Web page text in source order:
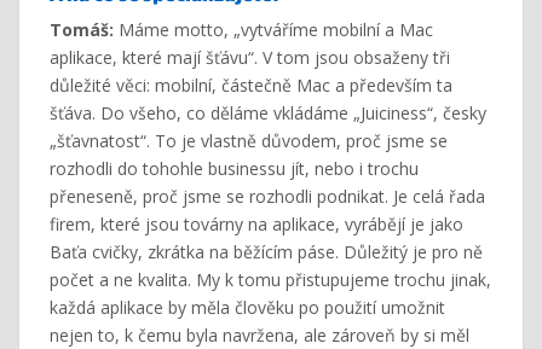
Tomáš: Máme motto, „vytváříme mobilní a Mac
aplikace, které mají šťávu“. V tom jsou obsaženy tři
důležité věci: mobilní, částečně Mac a především ta
šťáva. Do všeho, co děláme vkládáme „Juiciness“, česky
„šťavnatost“. To je vlastně důvodem, proč jsme se
rozhodli do tohohle businessu jít, nebo i trochu
přeneseně, proč jsme se rozhodli podnikat. Je celá řada
firem, které jsou továrny na aplikace, vyrábějí je jako
Baťa cvičky, zkrátka na běžícím páse. Důležitý je pro ně
počet a ne kvalita. My k tomu přistupujeme trochu jinak,
každá aplikace by měla člověku po použití umožnit
nejen to, k čemu byla navržena, ale zároveň by si měl